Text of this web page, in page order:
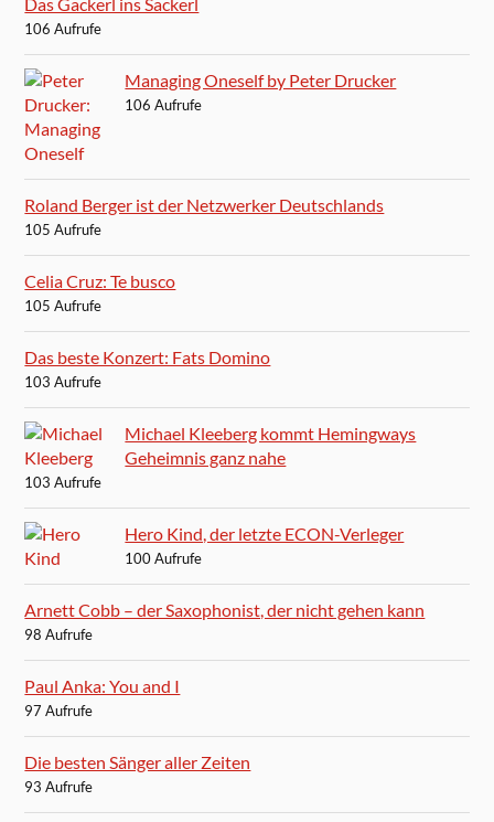
106 Aufrufe
Managing Oneself by Peter Drucker
106 Aufrufe
Roland Berger ist der Netzwerker Deutschlands
105 Aufrufe
Celia Cruz: Te busco
105 Aufrufe
Das beste Konzert: Fats Domino
103 Aufrufe
Michael Kleeberg kommt Hemingways
Geheimnis ganz nahe
103 Aufrufe
Hero Kind, der letzte ECON-Verleger
100 Aufrufe
Arnett Cobb – der Saxophonist, der nicht gehen kann
98 Aufrufe
Paul Anka: You and I
97 Aufrufe
Die besten Sänger aller Zeiten
93 Aufrufe